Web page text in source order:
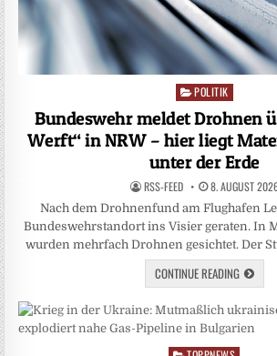
Posted
in
POLITIK
Bundeswehr meldet Drohnen
Werft“ in NRW – hier liegt
unter der Erde
RSS-FEED 8. AUGUST
Nach dem Drohnenfund am Flughafen
Bundeswehrstandort ins Visier geraten. In
wurden mehrfach Drohnen gesichtet. Der
CONTINUE READING